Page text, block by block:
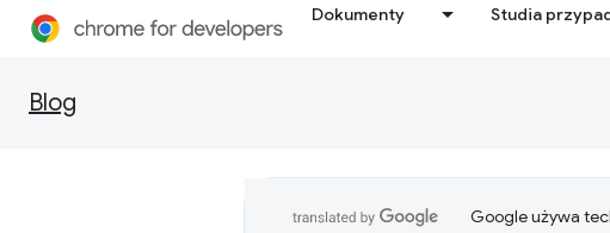
Dokumenty Studia
Blog
Google używa